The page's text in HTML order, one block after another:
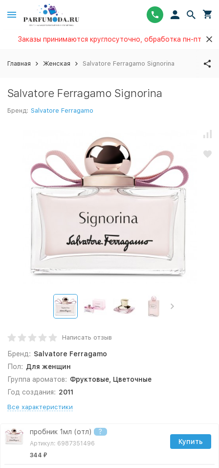
Заказы принимаются круглосуточно, обработка пн-пт
Главная Женская Salvatore Ferragamo Signorina
Salvatore Ferragamo Signorina
Бренд: Salvatore Ferragamo
Написать отзыв
Бренд: Salvatore Ferragamo
Пол: Для женщин
Группа ароматов: Фруктовые, Цветочные
Год создания: 2011
Все характеристики
пробник 1мл (отл) ?
Артикул: 6987351496
344 ₽
Купить